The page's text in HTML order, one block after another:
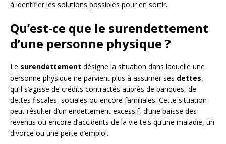
à identifier les solutions possibles pour en sortir.
Qu’est-ce que le surendettement
d’une personne physique ?
Le surendettement désigne la situation dans laquelle une
personne physique ne parvient plus à assumer ses dettes,
qu’il s’agisse de crédits contractés auprès de banques, de
dettes fiscales, sociales ou encore familiales. Cette situation
peut résulter d’un endettement excessif, d’une baisse des
revenus ou encore d’accidents de la vie tels qu’une maladie, un
divorce ou une perte d’emploi.